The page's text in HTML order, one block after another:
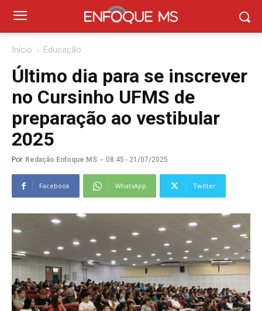
Início Educação
Último dia para se inscrever
no Cursinho UFMS de
preparação ao vestibular
2025
Por Redação Enfoque MS - 08:45 - 21/07/2025
Facebook WhatsApp Twitter